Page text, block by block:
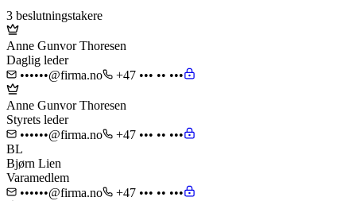
3 beslutningstakere
Anne Gunvor Thoresen
Daglig leder
••••••@firma.no
+47 ••• •• •••
Anne Gunvor Thoresen
Styrets leder
••••••@firma.no
+47 ••• •• •••
BL
Bjørn Lien
Varamedlem
••••••@firma.no
+47 ••• •• •••